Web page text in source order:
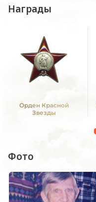
Награды
Орден Красной
Звезды
Фото